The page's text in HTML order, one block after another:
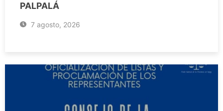
PALPALÁ
7 agosto, 2026